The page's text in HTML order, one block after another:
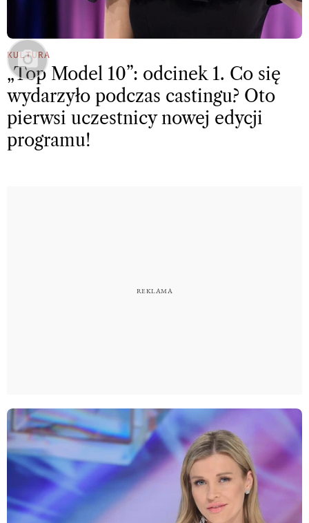
KULTURA
„Top Model 10”: odcinek 1. Co się
wydarzyło podczas castingu? Oto
pierwsi uczestnicy nowej edycji
programu!